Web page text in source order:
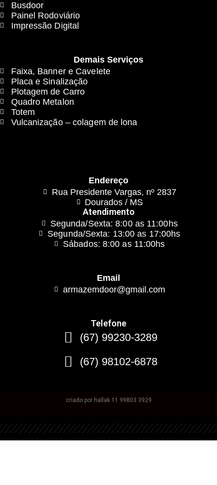
Busdoor
Painel Rodoviário
Impressão Digital
Demais Serviços
Faixa, Banner e Cavelete
Placa e Sinalização
Plotagem de Carro
Quadro Metalon
Totem
Vulcanização – colagem de lona
Endereço
Rua Presidente Vargas, nº 2837
Dourados / MS
Atendimento
Segunda/Sexta: 8:00 as 11:00hs
Segunda/Sexta: 13:00 as 17:00hs
Sábados: 8:00 as 11:00hs
Email
armazemdoor@gmail.com
Telefone
(67) 99230-3289
(67) 98102-6878
criado por hallak 11 99803 3929